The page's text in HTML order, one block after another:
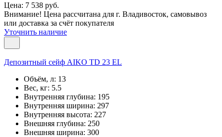
Цена: 7 538 руб.
Внимание! Цена рассчитана для г. Владивосток, самовывоз
или доставка за счёт покупателя
Уточнить наличие
Депозитный сейф AIKO TD 23 EL
Объём, л: 13
Вес, кг: 5.5
Внутренняя глубина: 195
Внутренняя ширина: 297
Внутренняя высота: 227
Внешняя глубина: 250
Внешняя ширина: 300